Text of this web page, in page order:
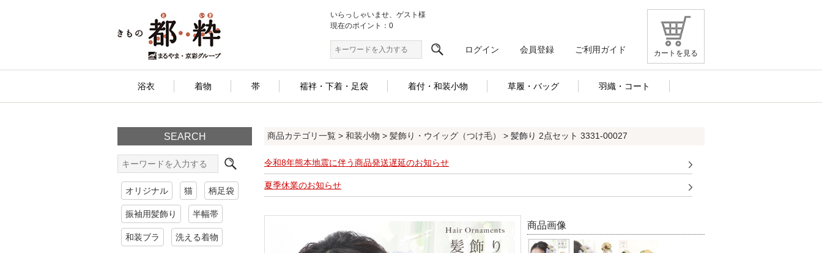
カートを見る
いらっしゃいませ、ゲスト様
現在のポイント：0
ログイン 会員登録 ご利用ガイド
浴衣 着物 帯 襦袢・下着・足袋 着付・和装小物 草履・バッグ 羽織・コート
SEARCH
オリジナル 猫 柄足袋
振袖用髪飾り 半幅帯
和装ブラ 洗える着物
商品カテゴリ一覧 > 和装小物 > 髪飾り・ウイッグ（つけ毛） > 髪飾り 2点セット 3331-00027
令和8年熊本地震に伴う商品発送遅延のお知らせ
夏季休業のお知らせ
商品画像